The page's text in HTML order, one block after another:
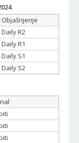
Objašnjenje
Daily R2
Daily R1
Daily S1
Daily S2